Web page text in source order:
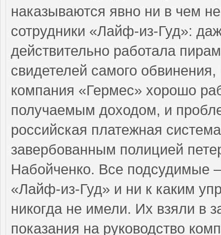
наказываются явно ни в чем
сотрудники «Лайф-из-Гуд»:
действительно работала
свидетелей самого
компания «Гермес» хорошо
получаемым доходом, и
российская платежная
завербованным полицией
Набойченко. Все подсудимые
«Лайф-из-Гуд» и ни к каким
никогда не имели. Их взяли в
показания на руководство